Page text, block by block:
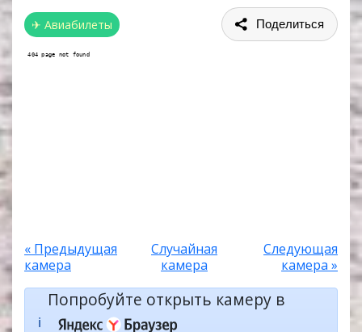
✈ Авиабилеты Поделиться
« Предыдущая
камера
Случайная
камера
Следующая
камера »
ℹ️
Попробуйте открыть камеру в